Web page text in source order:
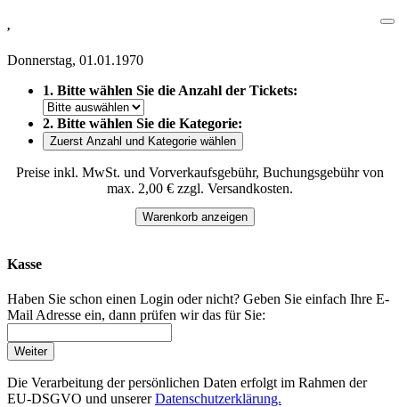
,
Donnerstag, 01.01.1970
1. Bitte wählen Sie die Anzahl der Tickets:
2. Bitte wählen Sie die Kategorie:
Zuerst Anzahl und Kategorie wählen
Preise inkl. MwSt. und Vorverkaufsgebühr, Buchungsgebühr von
max. 2,00 € zzgl. Versandkosten.
Warenkorb anzeigen
Kasse
Haben Sie schon einen Login oder nicht? Geben Sie einfach Ihre E-
Mail Adresse ein, dann prüfen wir das für Sie:
Weiter
Die Verarbeitung der persönlichen Daten erfolgt im Rahmen der
EU-DSGVO und unsererDatenschutzerklärung.